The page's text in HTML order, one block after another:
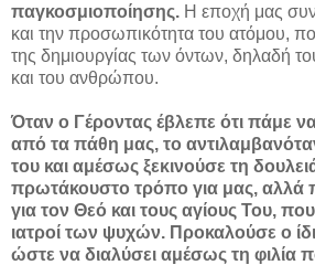
παγκοσμιοποίησης. Η εποχή μας
και την προσωπικότητα του ατόμου,
της δημιουργίας των όντων, δηλαδή
και του ανθρώπου.
Όταν ο Γέροντας έβλεπε ότι πάμε
από τα πάθη μας, το
του και αμέσως ξεκινούσε τη
πρωτάκουστο τρόπο για μας,
για τον Θεό και τους αγίους Του,
ιατροί των ψυχών. Προκαλούσε ο
ώστε να διαλύσει αμέσως τη φιλία